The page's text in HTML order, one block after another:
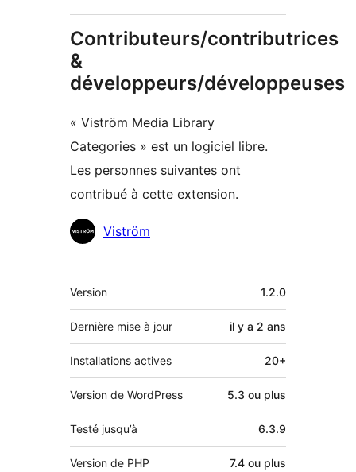
Contributeurs/contributrices
&
développeurs/développeuses
« Viström Media Library
Categories » est un logiciel libre.
Les personnes suivantes ont
contribué à cette extension.
Contributeurs
Viström
Méta
Version 1.2.0
Dernière mise à jour il y a 2 ans
Installations actives 20+
Version de WordPress 5.3 ou plus
Testé jusqu’à 6.3.9
Version de PHP 7.4 ou plus